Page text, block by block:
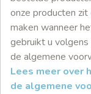
onze producten zit
maken wanneer
gebruikt u
de algemene
Lees meer over
de algemene